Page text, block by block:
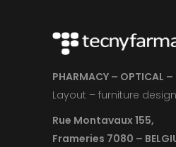
PHARMACY – OPTICAL –
Layout – furniture
Rue Montavaux 155,
Frameries 7080 –